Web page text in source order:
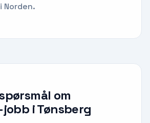
Norden.
om
jobb iTønsberg